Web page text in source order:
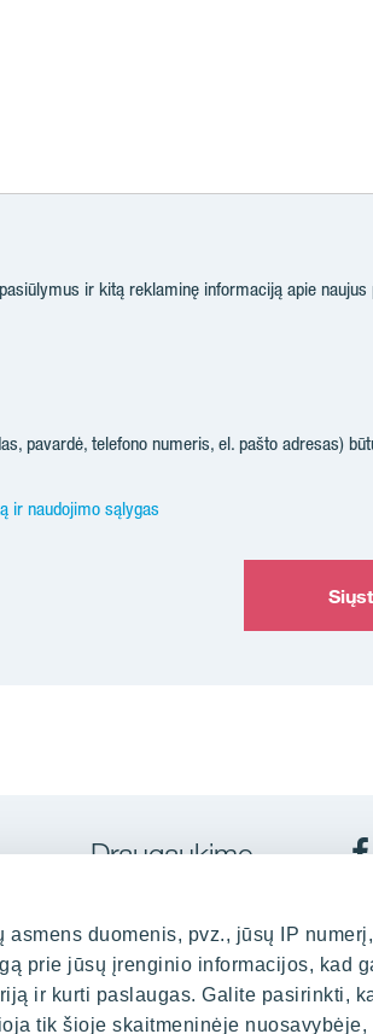
asmens duomenis, pvz., jūsų IP
prie jūsų įrenginio informacijos, kad
ir kurti paslaugas. Galite pasirinkti,
tik šioje skaitmeninėje
ir kitą reklaminę informaciją apie
pavardė, telefono numeris, el. pašto adresas)
ir naudojimo sąlygas
Draugaukime
Biuras Kaune
Karaliaus Mindaugo pr. 35, LT-44307